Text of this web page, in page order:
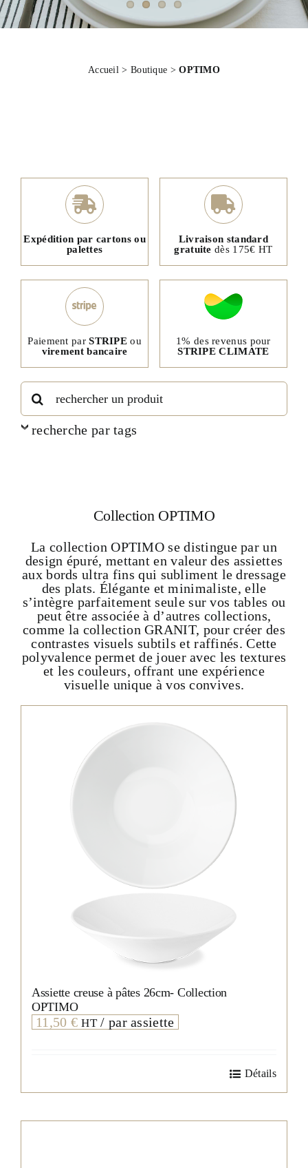
Accueil > Boutique >OPTIMO
Expédition par cartons ou
palettes
Livraison standard
gratuite dès 175€ HT
Paiement parSTRIPE ou
virement bancaire
1% des revenus pour
STRIPE CLIMATE
Rechercher:
recherche par tags
Collection OPTIMO
La collection OPTIMO se distingue par un
design épuré, mettant en valeur des assiettes
aux bords ultra fins qui subliment le dressage
des plats. Élégante et minimaliste, elle
s’intègre parfaitement seule sur vos tables ou
peut être associée à d’autres collections,
comme la collectionGRANIT, pour créer des
contrastes visuels subtils et raffinés. Cette
polyvalence permet de jouer avec les textures
et les couleurs, offrant une expérience
visuelle unique à vos convives.
Assiette creuse à pâtes 26cm- Collection
OPTIMO
11,50 € HT/ par assiette
Détails